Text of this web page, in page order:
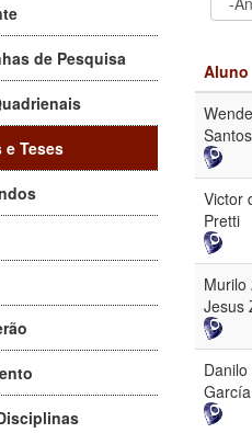
de Pesquisa
e Teses
Aluno
Victor
Pretti
Murilo
Jesus